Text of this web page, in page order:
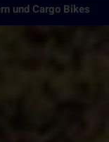
und Cargo Bikes